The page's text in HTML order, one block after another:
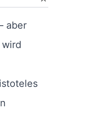
aber